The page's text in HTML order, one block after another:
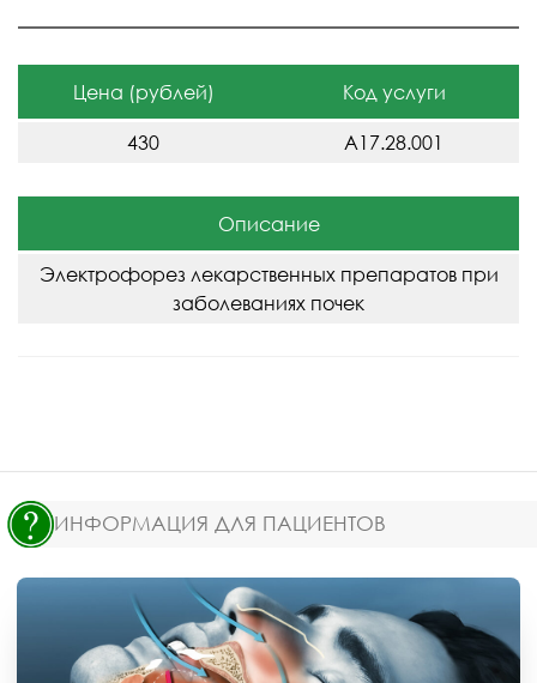
Цена (рублей) Код услуги
430 A17.28.001
Описание
Электрофорез лекарственных препаратов при
заболеваниях почек
ИНФОРМАЦИЯ ДЛЯ ПАЦИЕНТОВ